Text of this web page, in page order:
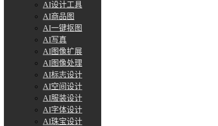
AI设计工具
AI商品图
AI一键抠图
AI写真
AI图像扩展
AI图像处理
AI标志设计
AI空间设计
AI服装设计
AI字体设计
AI珠宝设计